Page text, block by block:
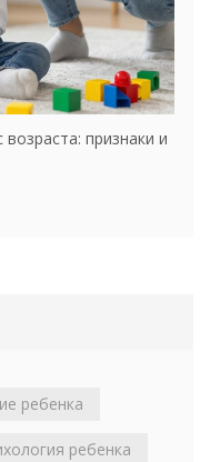
признаки и
ребенка
ребенка